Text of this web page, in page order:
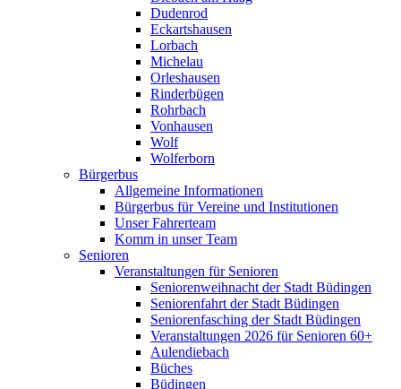
Dudenrod
Eckartshausen
Lorbach
Michelau
Orleshausen
Rinderbügen
Rohrbach
Vonhausen
Wolf
Wolferborn
Bürgerbus
Allgemeine Informationen
Bürgerbus für Vereine und Institutionen
Unser Fahrerteam
Komm in unser Team
Senioren
Veranstaltungen für Senioren
Seniorenweihnacht der Stadt Büdingen
Seniorenfahrt der Stadt Büdingen
Seniorenfasching der Stadt Büdingen
Veranstaltungen 2026 für Senioren 60+
Aulendiebach
Büches
Büdingen